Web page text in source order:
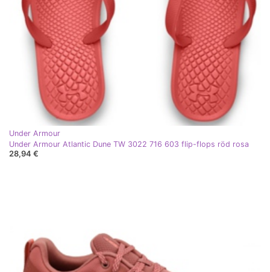
Under Armour
Under Armour Atlantic Dune TW 3022 716 603 flip-flops röd rosa
28,94 €